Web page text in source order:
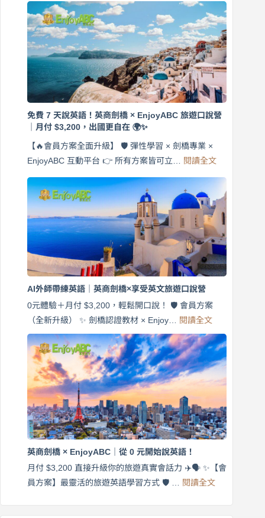
免費 7 天說英語！英商劍橋 × EnjoyABC 旅遊口說營
｜月付 $3,200，出國更自在 🌍✨
【🔥會員方案全面升級】 🛡️ 彈性學習 × 劍橋專業 ×
EnjoyABC 互動平台 👉 所有方案皆可立… 閱讀全文:
天
說
英
語！
英
商
劍
口
說
營
月
$3,200，
出
國
在
AI外師帶練英語｜英商劍橋×享受英文旅遊口說營
0元體驗＋月付 $3,200，輕鬆開口說！ 🛡️ 會員方案
（全新升級） ✨ 劍橋認證教材 × Enjoy… 閱讀全文:
AI
外
師
帶
練
英
｜
英
商
×
享
受
英商劍橋 × EnjoyABC｜從 0 元開始說英語！
月付 $3,200 直接升級你的旅遊真實會話力 ✈️🗣️ ✨【會
員方案】最靈活的旅遊英語學習方式 🛡️ … 閱讀全文:
商
劍